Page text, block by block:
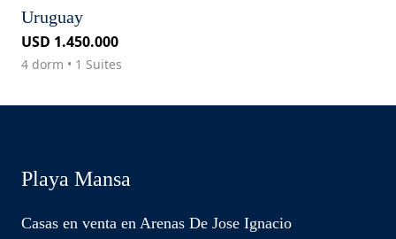
Uruguay
USD 1.450.000
4 dorm • 1 Suites
Playa Mansa
Casas en venta en Arenas De Jose Ignacio